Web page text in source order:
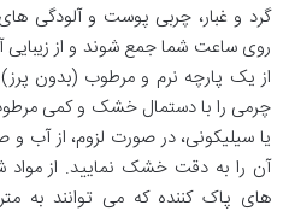
گرد و غبار، چربی پوست و آلودگی
روی ساعت شما جمع شوند و از زیبایی
از یک پارچه نرم و مرطوب (بدون پرز)
چرمی را با دستمال خشک و کمی
یا سیلیکونی، در صورت لزوم، از آب
آن را به دقت خشک نمایید. از مواد
های پاک کننده که می توانند به